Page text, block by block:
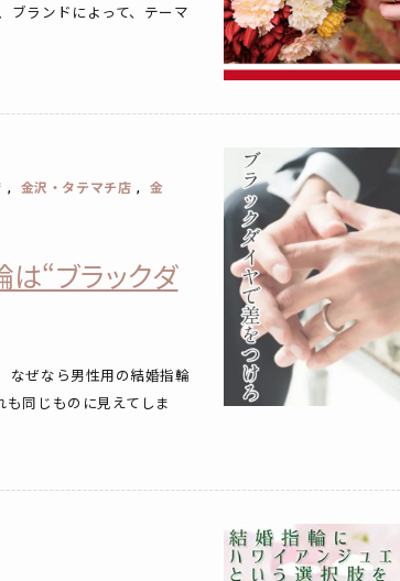
ブランドによって、テーマ
, 金沢・タテマチ店 ,
金
は“ブラックダ
なぜなら男性用の結婚指輪
同じものに見えてしま